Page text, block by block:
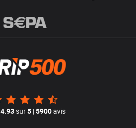
4.93sur5 |5900avis